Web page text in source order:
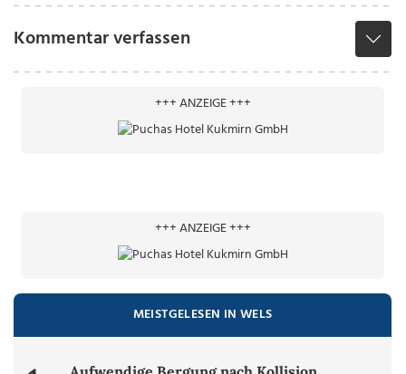
Kommentar verfassen
+++ ANZEIGE +++
+++ ANZEIGE +++
MEISTGELESEN IN WELS